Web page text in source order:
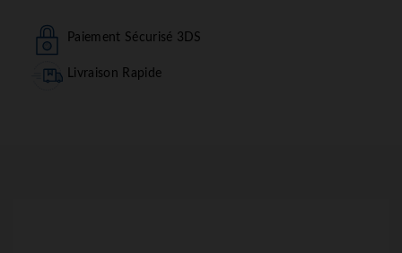
Paiement Sécurisé 3DS
Livraison Rapide